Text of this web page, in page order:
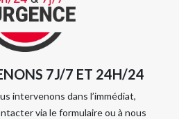
7J/7 ET 24H/24
intervenons dans l’immédiat,
via le formulaire ou à nous